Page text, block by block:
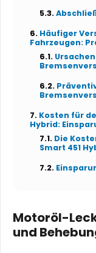
Häufiger
Fahrzeugen:
Kosten für
Hybrid:
Die
Smart 451
Motoröl-
und